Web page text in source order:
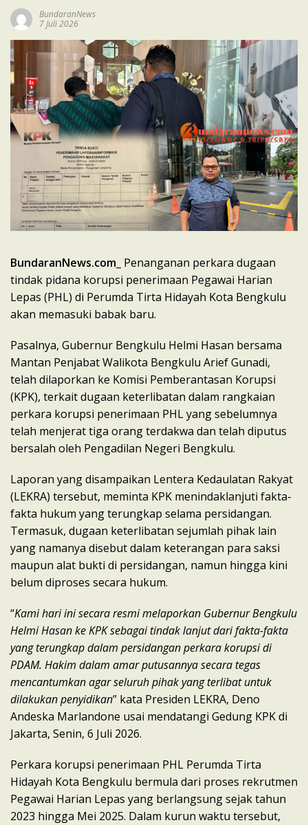
BundaranNews
7 Juli 2026
BundaranNews.com _ Penanganan perkara dugaan
tindak pidana korupsi penerimaan Pegawai Harian
Lepas (PHL) di Perumda Tirta Hidayah Kota Bengkulu
akan memasuki babak baru.
Pasalnya, Gubernur Bengkulu Helmi Hasan bersama
Mantan Penjabat Walikota Bengkulu Arief Gunadi,
telah dilaporkan ke Komisi Pemberantasan Korupsi
(KPK), terkait dugaan keterlibatan dalam rangkaian
perkara korupsi penerimaan PHL yang sebelumnya
telah menjerat tiga orang terdakwa dan telah diputus
bersalah oleh Pengadilan Negeri Bengkulu.
Laporan yang disampaikan Lentera Kedaulatan Rakyat
(LEKRA) tersebut, meminta KPK menindaklanjuti fakta-
fakta hukum yang terungkap selama persidangan.
Termasuk, dugaan keterlibatan sejumlah pihak lain
yang namanya disebut dalam keterangan para saksi
maupun alat bukti di persidangan, namun hingga kini
belum diproses secara hukum.
“Kami hari ini secara resmi melaporkan Gubernur Bengkulu
Helmi Hasan ke KPK sebagai tindak lanjut dari fakta-fakta
yang terungkap dalam persidangan perkara korupsi di
PDAM. Hakim dalam amar putusannya secara tegas
mencantumkan agar seluruh pihak yang terlibat untuk
dilakukan penyidikan” kata Presiden LEKRA, Deno
Andeska Marlandone usai mendatangi Gedung KPK di
Jakarta, Senin, 6 Juli 2026.
Perkara korupsi penerimaan PHL Perumda Tirta
Hidayah Kota Bengkulu bermula dari proses rekrutmen
Pegawai Harian Lepas yang berlangsung sejak tahun
2023 hingga Mei 2025. Dalam kurun waktu tersebut,